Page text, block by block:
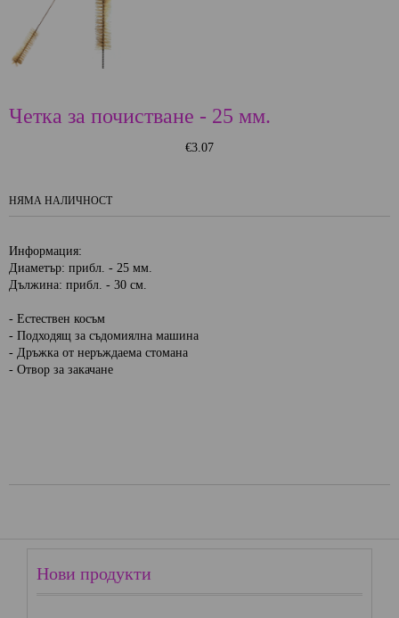
Четка за почистване - 25 мм.
€3.07
НЯМА НАЛИЧНОСТ
Информация:
Диаметър: прибл. - 25 мм.
Дължина: прибл. - 30 см.
- Естествен косъм
- Подходящ за съдомиялна машина
- Дръжка от неръждаема стомана
- Отвор за закачане
Нови продукти